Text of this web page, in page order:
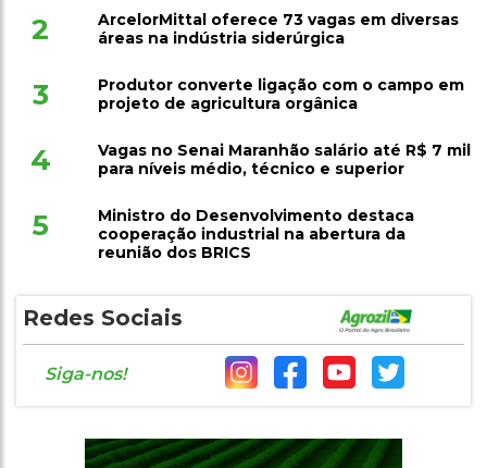
2
ArcelorMittal oferece 73 vagas em diversas
áreas na indústria siderúrgica
3
Produtor converte ligação com o campo em
projeto de agricultura orgânica
4
Vagas no Senai Maranhão salário até R$ 7 mil
para níveis médio, técnico e superior
5
Ministro do Desenvolvimento destaca
cooperação industrial na abertura da
reunião dos BRICS
Redes Sociais
Siga-nos!